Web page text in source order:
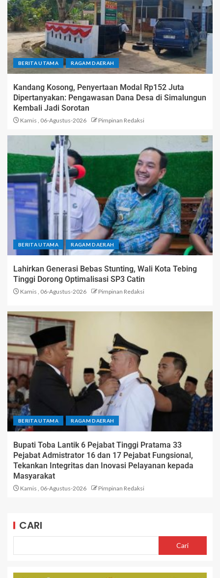
BERITA UTAMA RAGAM DAERAH
Kandang Kosong, Penyertaan Modal Rp152 Juta
Dipertanyakan: Pengawasan Dana Desa di Simalungun
Kembali Jadi Sorotan
Kamis , 06-Agustus-2026 Pimpinan Redaksi
BERITA UTAMA RAGAM DAERAH
Lahirkan Generasi Bebas Stunting, Wali Kota Tebing
Tinggi Dorong Optimalisasi SP3 Catin
Kamis , 06-Agustus-2026 Pimpinan Redaksi
BERITA UTAMA RAGAM DAERAH
Bupati Toba Lantik 6 Pejabat Tinggi Pratama 33
Pejabat Admistrator 16 dan 17 Pejabat Fungsional,
Tekankan Integritas dan Inovasi Pelayanan kepada
Masyarakat
Kamis , 06-Agustus-2026 Pimpinan Redaksi
CARI
Cari